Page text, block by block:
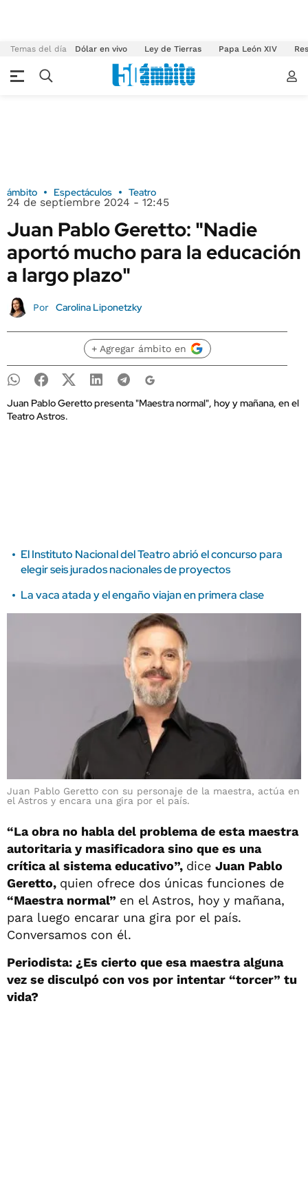
Temas del día Dólar en vivo Ley de Tierras Papa León XIV
ámbito Espectáculos Teatro
24 de septiembre 2024 - 12:45
Juan Pablo Geretto: "Nadie
aportó mucho para la educación
a largo plazo"
Por Carolina Liponetzky
+ Agregar ámbito en
Juan Pablo Geretto presenta "Maestra normal", hoy y mañana, en el
Teatro Astros.
El Instituto Nacional del Teatro abrió el concurso para
elegir seis jurados nacionales de proyectos
La vaca atada y el engaño viajan en primera clase
Juan Pablo Geretto con su personaje de la maestra, actúa en
el Astros y encara una gira por el país.
“La obra no habla del problema de esta maestra
autoritaria y masificadora sino que es una
crítica al sistema educativo”, dice Juan Pablo
Geretto, quien ofrece dos únicas funciones de
“Maestra normal” en el Astros, hoy y mañana,
para luego encarar una gira por el país.
Conversamos con él.
Periodista: ¿Es cierto que esa maestra alguna
vez se disculpó con vos por intentar “torcer” tu
vida?